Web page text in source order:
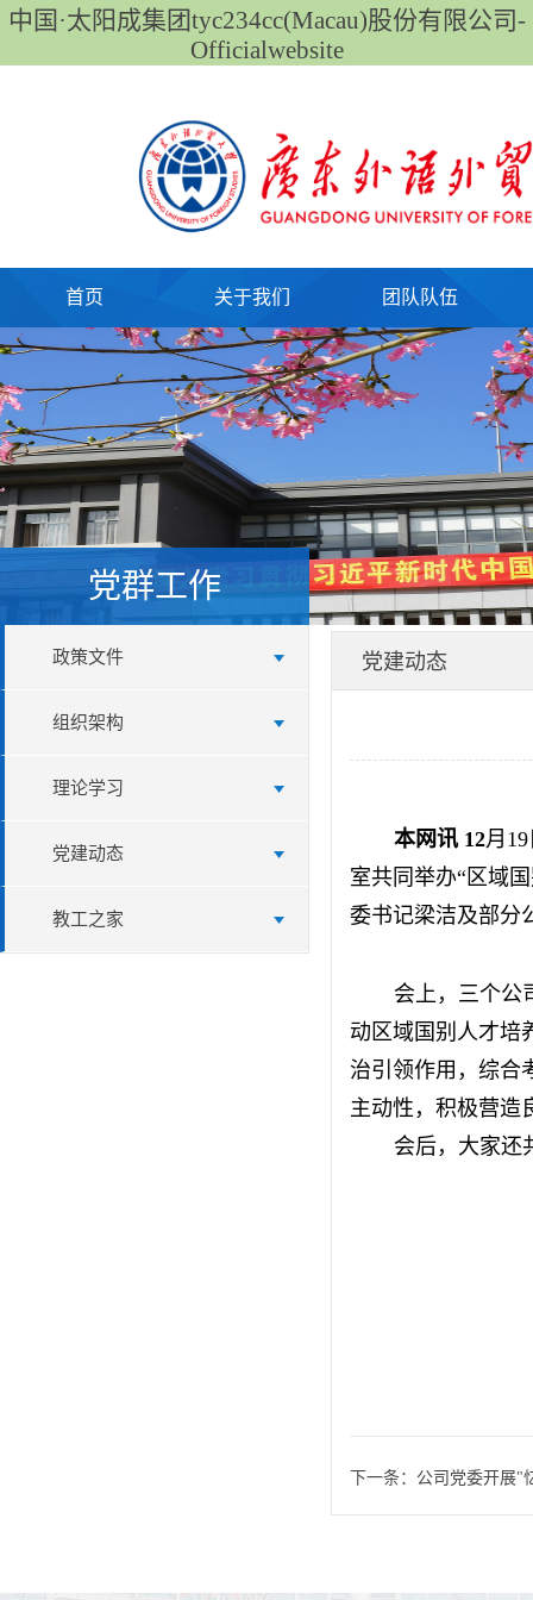
中国·太阳成集团tyc234cc(Macau)股份有限公司-
Officialwebsite
首页 关于我们 团队队伍
党群工作
政策文件
组织架构
理论学习
党建动态
教工之家
党建动态
本网讯 12月
室共同举办“区域
委书记梁洁及部分
会上，三个公
动区域国别人才培
治引领作用，综合
主动性，积极营造
会后，大家还
下一条： 公司党委开展"